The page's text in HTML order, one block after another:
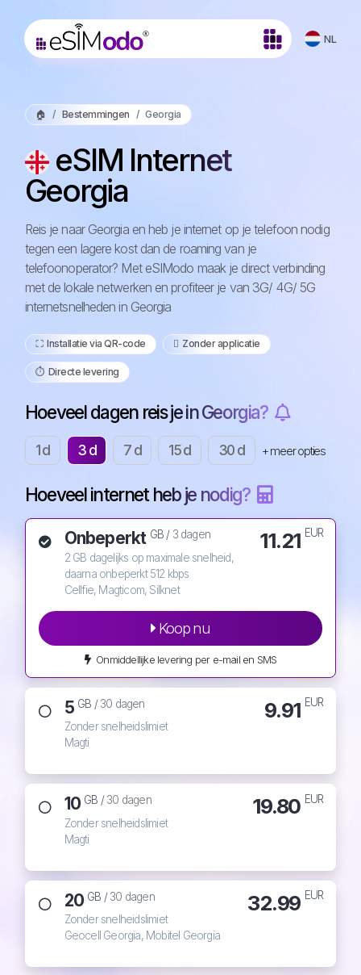
NL
🏠 Bestemmingen Georgia
eSIM Internet
Georgia
Reis je naar Georgia en heb je internet op je telefoon nodig
tegen een lagere kost dan de roaming van je
telefoonoperator? Met eSIModo maak je direct verbinding
met de lokale netwerken en profiteer je van 3G/ 4G/ 5G
internetsnelheden in Georgia
⛶️️ Installatie via QR-code ️ Zonder applicatie
⏱️️ Directe levering
Hoeveel dagen reis je in Georgia?
1 d 3 d 7 d 15 d 30 d + meer opties
Hoeveel internet heb je nodig?
Onbeperkt GB / 3 dagen
2 GB dagelijks op maximale snelheid,
daarna onbeperkt 512 kbps
Cellfie, Magticom, Silknet
11.21 EUR
Koop nu
Onmiddellijke levering per e-mail en SMS
5 GB /30 dagen
Zonder snelheidslimiet
Magti
9.91 EUR
10 GB /30 dagen
Zonder snelheidslimiet
Magti
19.80 EUR
20 GB /30 dagen
Zonder snelheidslimiet
Geocell Georgia, Mobitel Georgia
32.99 EUR